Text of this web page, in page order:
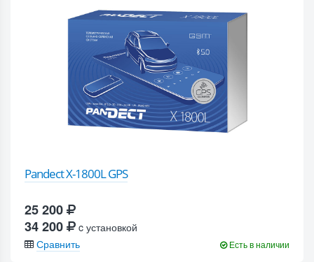
Pandect X-1800L GPS
25 200
34 200
c установкой
Сравнить
Есть в наличии